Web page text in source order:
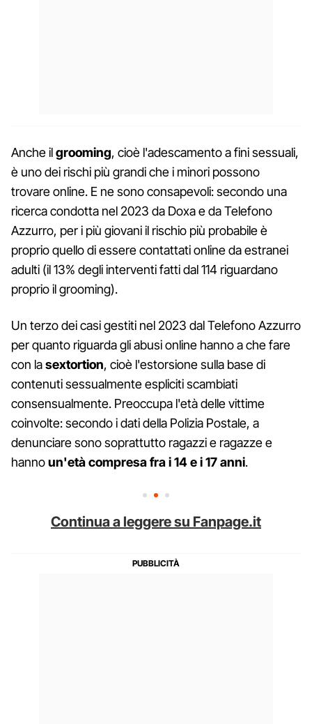
Anche ilgrooming, cioè l'adescamento a fini sessuali,
è uno dei rischi più grandi che i minori possono
trovare online. E ne sono consapevoli: secondo una
ricerca condotta nel 2023 da Doxa e da Telefono
Azzurro, per i più giovani il rischio più probabile è
proprio quello di essere contattati online da estranei
adulti (il 13% degli interventi fatti dal 114 riguardano
proprio il grooming).
Un terzo dei casi gestiti nel 2023 dal Telefono Azzurro
per quanto riguarda gli abusi online hanno a che fare
con lasextortion, cioè l'estorsione sulla base di
contenuti sessualmente espliciti scambiati
consensualmente. Preoccupa l'età delle vittime
coinvolte: secondo i dati della Polizia Postale, a
denunciare sono soprattutto ragazzi e ragazze e
hannoun'età compresa fra i 14 e i 17 anni.
Continua a leggere su Fanpage.it